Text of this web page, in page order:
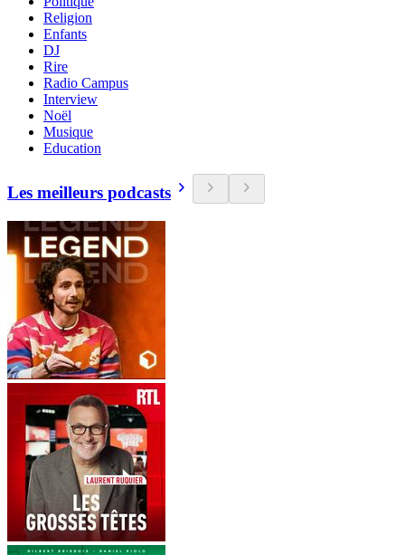
Religion
Enfants
DJ
Rire
Radio Campus
Interview
Noël
Musique
Education
Les meilleurs podcasts